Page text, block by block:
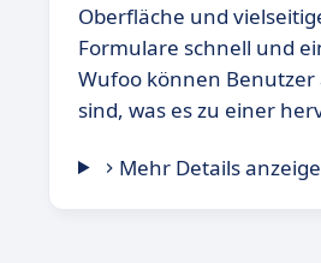
Oberfläche und
Formulare schnell und
Wufoo können
sind, was es zu einer
Mehr Details